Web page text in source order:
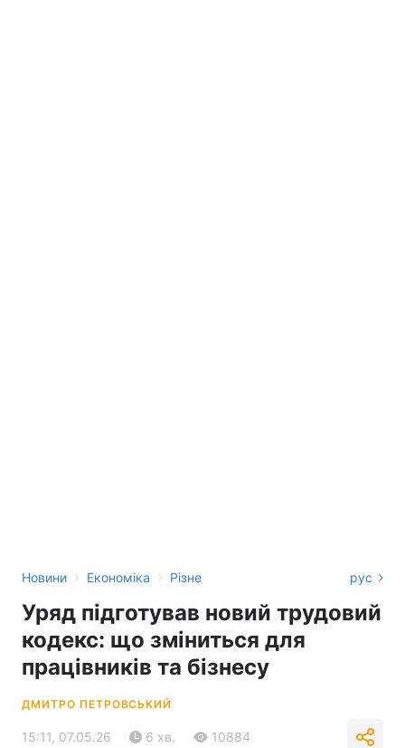
Новини › Економіка › Різне рус
Уряд підготував новий трудовий
кодекс: що зміниться для
працівників та бізнесу
ДМИТРО ПЕТРОВСЬКИЙ
15:11, 07.05.26 6 хв. 10884